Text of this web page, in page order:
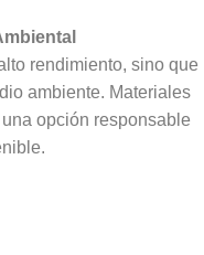
rendimiento, sino que
ambiente. Materiales
opción responsable